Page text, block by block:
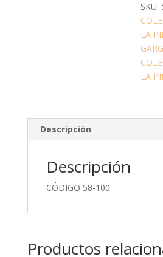
SKU:
LA
LA
Descripción
Descripción
CÓDIGO 58-100
Productos